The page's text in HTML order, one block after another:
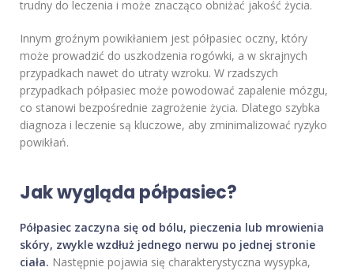
trudny do leczenia i może znacząco obniżać jakość życia.
Innym groźnym powikłaniem jest półpasiec oczny, który
może prowadzić do uszkodzenia rogówki, a w skrajnych
przypadkach nawet do utraty wzroku. W rzadszych
przypadkach półpasiec może powodować zapalenie mózgu,
co stanowi bezpośrednie zagrożenie życia. Dlatego szybka
diagnoza i leczenie są kluczowe, aby zminimalizować ryzyko
powikłań.
Jak wygląda półpasiec?
Półpasiec zaczyna się od bólu, pieczenia lub mrowienia
skóry, zwykle wzdłuż jednego nerwu po jednej stronie
ciała. Następnie pojawia się charakterystyczna wysypka,